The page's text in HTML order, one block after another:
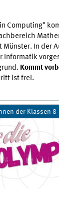
Computing"
In der
Informatik
Kommt
ist frei.
der Klassen